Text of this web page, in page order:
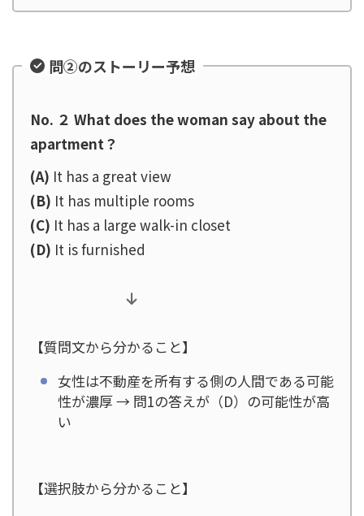
問②のストーリー予想
No. ２ What does the woman say about the
apartment？
(A) It has a great view
(B) It has multiple rooms
(C) It has a large walk-in closet
(D) It is furnished
【質問文から分かること】
女性は不動産を所有する側の人間である可能
性が濃厚 → 問1の答えが（D）の可能性が高
い
【選択肢から分かること】